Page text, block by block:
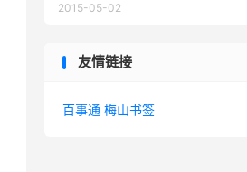
2015-05-02
友情链接
百事通 梅山书签